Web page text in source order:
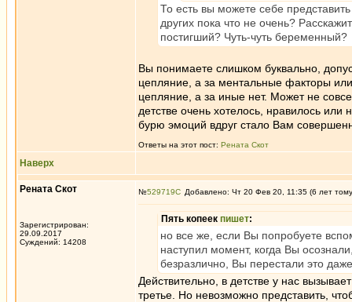
То есть вы можете себе
других пока что не очень?
постигший? Чуть-чуть беременный?
Вы понимаете слишком буквально,
цепляние, а за ментальные факторы
цепляние, а за иные нет. Может не
детстве очень хотелось, нравилось
бурю эмоций вдруг стало Вам
Ответы на этот пост: Рената Скот
Наверх
Рената Скот
Зарегистрирован:
29.09.2017
Суждений: 14208
№529719 Добавлено: Чт 20 Фев 20, 11:35 (6 лет
Пять копеек пишет:
но все же, если Вы попробуете
наступил момент, когда Вы
безразлично, Вы перестали это
Действительно, в детстве у нас
третье. Но невозможно представить,